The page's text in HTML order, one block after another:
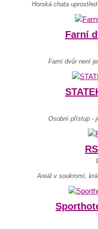
Horská chata
Farní
Farní dvůr není
Osobní přístup -
Areál v soukromí,